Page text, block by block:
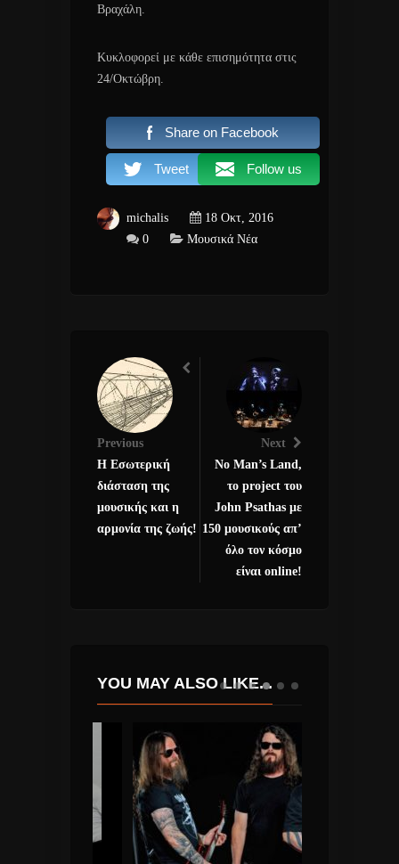
Βραχάλη.
Κυκλοφορεί με κάθε επισημότητα στις
24/Οκτώβρη.
Share on Facebook
Tweet Follow us
michalis
18 Οκτ, 2016
0
Μουσικά Νέα
Previous
Η Εσωτερική
διάσταση της
μουσικής και η
αρμονία της ζωής!
Next
No Man’s Land,
το project του
John Psathas με
150 μουσικούς απ’
όλο τον κόσμο
είναι online!
YOU MAY ALSO LIKE...